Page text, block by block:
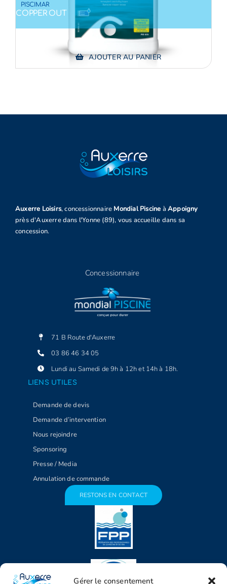
Gérer le consentement
PISCIMAR
COPPER OUT
AJOUTER AU PANIER
Auxerre Loisirs, concessionnaire Mondial Piscine à Appoigny
près d'Auxerre dans l'Yonne (89), vous accueille dans sa
concession.
Concessionnaire
71 B Route d'Auxerre
03 86 46 34 05
Lundi au Samedi de 9h à 12h et 14h à 18h.
LIENS UTILES
Demande de devis
Demande d’intervention
Nous rejoindre
Sponsoring
Presse / Media
Annulation de commande
RESTONS EN CONTACT